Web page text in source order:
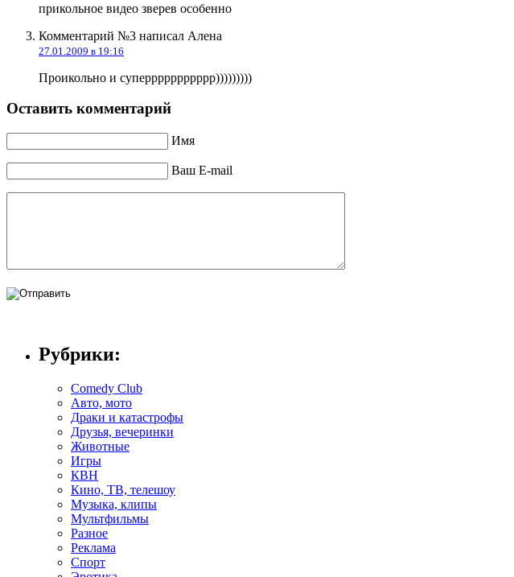
прикольное видео зверев особенно
Комментарий №3 написал Алена
27.01.2009 в 19:16
Проикольно и суперрррррррррр)))))))))
Оставить комментарий
Имя
Ваш E-mail
Рубрики:
Comedy Club
Авто, мото
Драки и катастрофы
Друзья, вечеринки
Животные
Игры
КВН
Кино, ТВ, телешоу
Музыка, клипы
Мультфильмы
Разное
Реклама
Спорт